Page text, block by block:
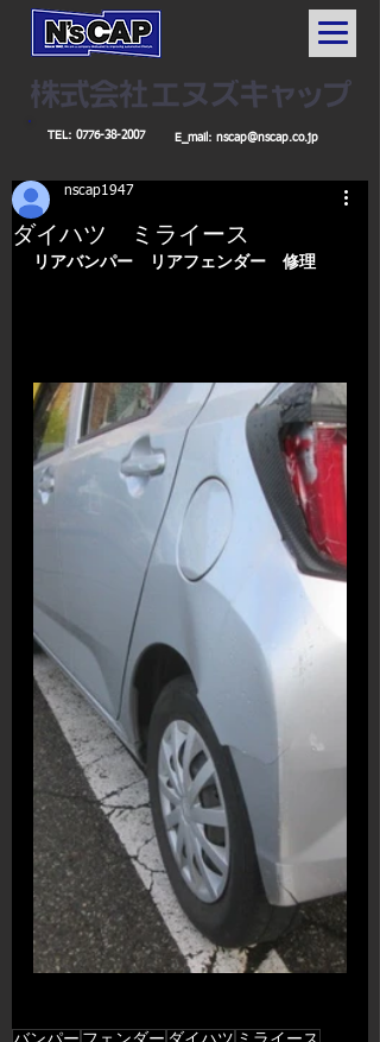
TEL: 0776-38-2007 E_mail: nscap@nscap.co.jp
ダイハツ ミライース
nscap1947
リアバンパー　リアフェンダー　修理